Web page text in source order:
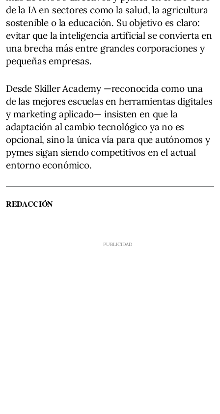
de la IA en sectores como la salud, la agricultura
sostenible o la educación. Su objetivo es claro:
evitar que la inteligencia artificial se convierta en
una brecha más entre grandes corporaciones y
pequeñas empresas.
Desde Skiller Academy —reconocida como una
de las mejores escuelas en herramientas digitales
y marketing aplicado— insisten en que la
adaptación al cambio tecnológico ya no es
opcional, sino la única vía para que autónomos y
pymes sigan siendo competitivos en el actual
entorno económico.
REDACCIÓN